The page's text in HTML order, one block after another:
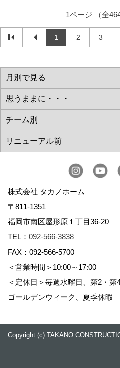
1ページ （全
1 2 3
株式会社 タカノホーム
〒811-1351
福岡市南区屋形原１丁目36-20
TEL： 092-566-3838
FAX：092-566-5700
＜営業時間＞10:00～17:00
＜定休日＞毎週水曜日、第2・第
ゴールデンウィーク、夏季休暇
Copyright (c) TAKANO